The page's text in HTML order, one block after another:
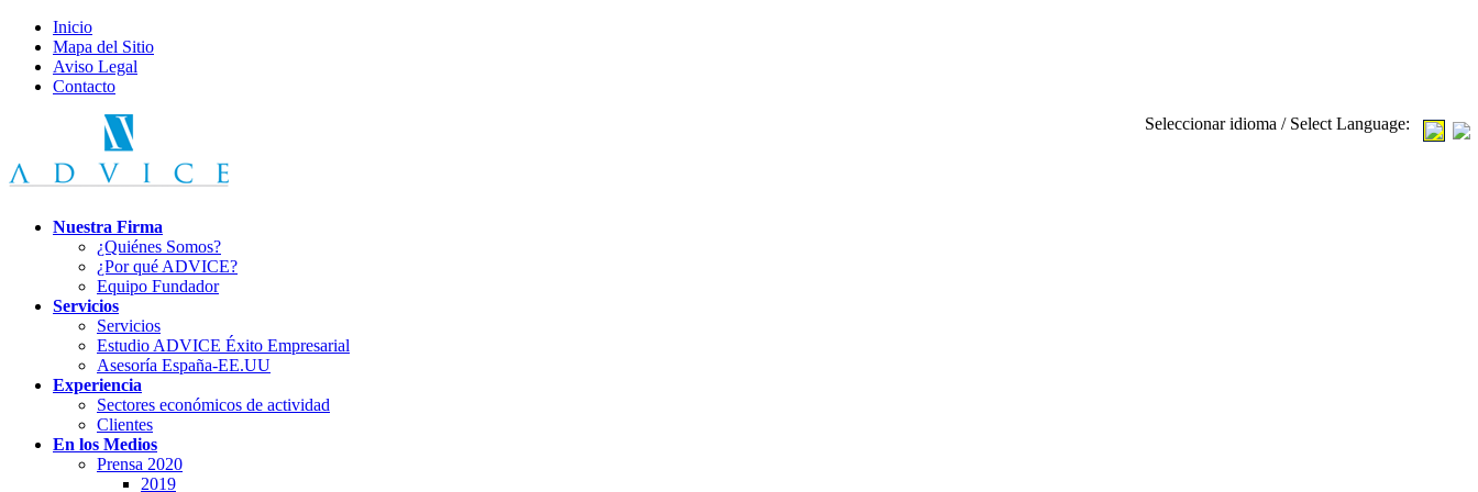
Inicio
Mapa del Sitio
Aviso Legal
Contacto
Seleccionar idioma / Select Language:
Nuestra Firma
¿Quiénes Somos?
¿Por qué ADVICE?
Equipo Fundador
Servicios
Servicios
Estudio ADVICE Éxito Empresarial
Asesoría España-EE.UU
Experiencia
Sectores económicos de actividad
Clientes
En los Medios
Prensa 2020
2019